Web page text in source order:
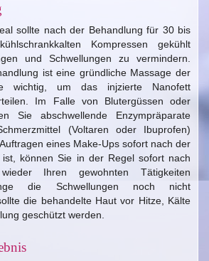
sollte nach der Behandlung für 30 bis
Kompressen gekühlt
und Schwellungen zu vermindern.
ist eine gründliche Massage der
wichtig, um das injzierte Nanofett
Im Falle von Blutergüssen oder
Sie abschwellende Enzympräparate
(Voltaren oder Ibuprofen)
eines Make-Ups sofort nach der
ist, können Sie in der Regel sofort nach
Ihren gewohnten Tätigkeiten
die Schwellungen noch nicht
die behandelte Haut vor Hitze, Kälte
geschützt werden.